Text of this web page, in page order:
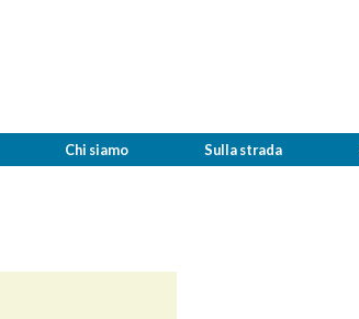
Chi siamo Sulla strada